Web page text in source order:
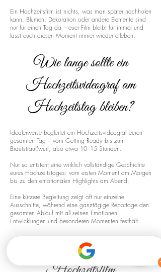
Ein Hochzeitsfilm ist nichts, was man später nachholen
kann. Blumen, Dekoration oder andere Elemente sind
nur für einen Tag da – euer Film bleibt für immer und
lässt euch diesen Moment immer wieder erleben.
Wie lange sollte ein
Hochzeitsvideograf am
Hochzeitstag bleiben?
Idealerweise begleitet ein Hochzeitsvideograf euren
gesamten Tag – vom Getting Ready bis zum
Brautstraußwurf, also etwa 10–15 Stunden.
Nur so entsteht eine wirklich vollständige Geschichte
eures Hochzeitstages: vom ersten Moment am Morgen
bis zu den emotionalen Highlights am Abend.
Eine kürzere Begleitung zeigt oft nur einzelne
Ausschnitte, während eine ganztägige Reportage den
gesamten Ablauf mit all seinen Emotionen,
Entwicklungen und besonderen Momenten festhält.
Drohnenaufnahmen für euren